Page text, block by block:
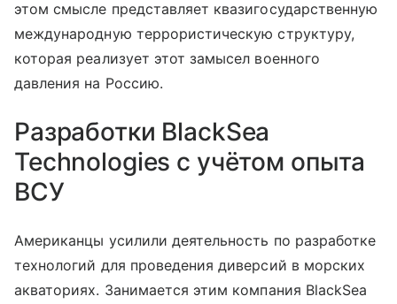
этом смысле представляет квазигосударственную
международную террористическую структуру,
которая реализует этот замысел военного
давления на Россию.
Разработки BlackSea
Technologies с учётом опыта
ВСУ
Американцы усилили деятельность по разработке
технологий для проведения диверсий в морских
акваториях. Занимается этим компания BlackSea